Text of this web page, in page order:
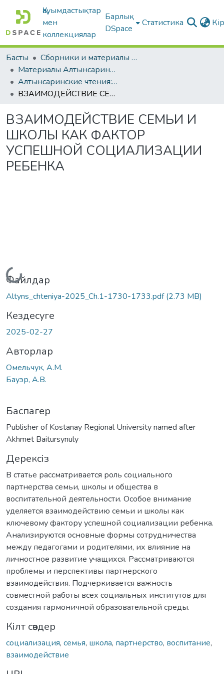
Қауымдастықтар
мен
коллекциялар
Барлық
DSpace
Статистика
Басты
Сборники и материалы конференций
Материалы Алтынсаринских педагогических чтений
Алтынсаринские чтения: Ценности как концептуальная основа воспитания в современных социокультурных и геополитических реалиях, г. Костанай, 2025 г. Книга 1
ВЗАИМОДЕЙСТВИЕ СЕМЬИ И ШКОЛЫ КАК ФАКТОР УСПЕШНОЙ СОЦИАЛИЗАЦИИ РЕБЕНКА
ВЗАИМОДЕЙСТВИЕ СЕМЬИ И
ШКОЛЫ КАК ФАКТОР
УСПЕШНОЙ СОЦИАЛИЗАЦИИ
РЕБЕНКА
Жүктеу...
Файлдар
Altyns_chteniya-2025_Ch.1-1730-1733.pdf(2.73 MB)
Кездесуге
2025-02-27
Авторлар
Омельчук, А.М.
Бауэр, А.В.
Баспагер
Publisher of Kostanay Regional University named after
Akhmet Baitursynuly
Дерексіз
В статье рассматривается роль социального
партнерства семьи, школы и общества в
воспитательной деятельности. Особое внимание
уделяется взаимодействию семьи и школы как
ключевому фактору успешной социализации ребенка.
Анализируются основные формы сотрудничества
между педагогами и родителями, их влияние на
личностное развитие учащихся. Рассматриваются
проблемы и перспективы партнерского
взаимодействия. Подчеркивается важность
совместной работы всех социальных институтов для
создания гармоничной образовательной среды.
Кілт сөздер
социализация, семья, школа, партнерство, воспитание,
взаимодействие